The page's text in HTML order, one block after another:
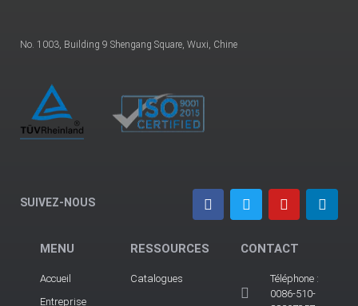
No. 1003, Building 9 Shengang Square, Wuxi, Chine
SUIVEZ-NOUS
MENU
Accueil
Entreprise
RESSOURCES
Catalogues
CONTACT
Téléphone :
0086-510-